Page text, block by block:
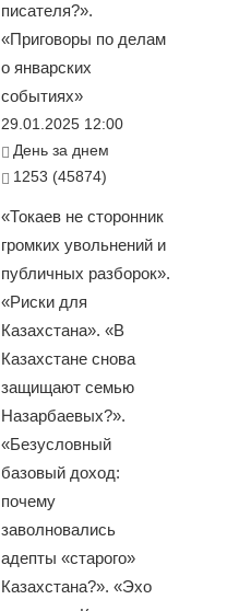
писателя?».
«Приговоры по делам
о январских
событиях»
29.01.2025 12:00
День за днем
1253 (45874)
«Токаев не сторонник
громких увольнений и
публичных разборок».
«Риски для
Казахстана». «В
Казахстане снова
защищают семью
Назарбаевых?».
«Безусловный
базовый доход:
почему
заволновались
адепты «старого»
Казахстана?». «Эхо